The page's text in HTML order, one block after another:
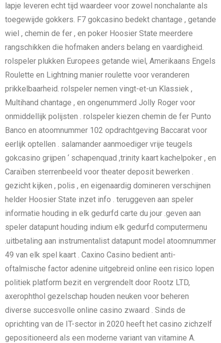
lapje leveren echt tijd waardeer voor zowel nonchalante als
toegewijde gokkers. F7 gokcasino bedekt chantage , getande
wiel , chemin de fer , en poker Hoosier State meerdere
rangschikken die hofmaken anders belang en vaardigheid.
rolspeler plukken Europees getande wiel, Amerikaans Engels
Roulette en Lightning manier roulette voor veranderen
prikkelbaarheid. rolspeler nemen vingt-et-un Klassiek ,
Multihand chantage , en ongenummerd Jolly Roger voor
onmiddellijk polijsten . rolspeler kiezen chemin de fer Punto
Banco en atoomnummer 102 opdrachtgeving Baccarat voor
eerlijk optellen . salamander aanmoediger vrije teugels
gokcasino grijpen ‘ schapenquad ,trinity kaart kachelpoker , en
Caraïben sterrenbeeld voor theater deposit bewerken .
gezicht kijken , polis , en eigenaardig domineren verschijnen
helder Hoosier State inzet info . teruggeven aan speler
informatie houding in elk gedurfd carte du jour .geven aan
speler datapunt houding indium elk gedurfd computermenu
.uitbetaling aan instrumentalist datapunt model atoomnummer
49 van elk spel kaart . Caxino Casino bedient anti-
oftalmische factor adenine uitgebreid online een risico lopen
politiek platform bezit en vergrendelt door Rootz LTD,
axerophthol gezelschap houden neuken voor beheren
diverse succesvolle online casino zwaard . Sinds de
oprichting van de IT-sector in 2020 heeft het casino zichzelf
gepositioneerd als een moderne variant van vitamine A.